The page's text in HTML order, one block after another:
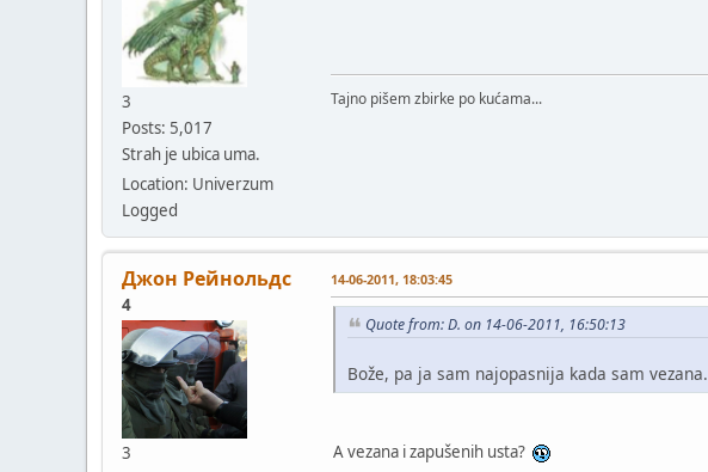
3
Posts: 5,017
Strah je ubica uma.
Location: Univerzum
Logged
Tajno pišem zbirke po kućama...
Джон Рейнольдс
4
3
14-06-2011, 18:03:45
Quote from: D. on 14-06-2011, 16:50:13
Bože, pa ja sam najopasnija kada sam vezana.
A vezana i zapušenih usta?